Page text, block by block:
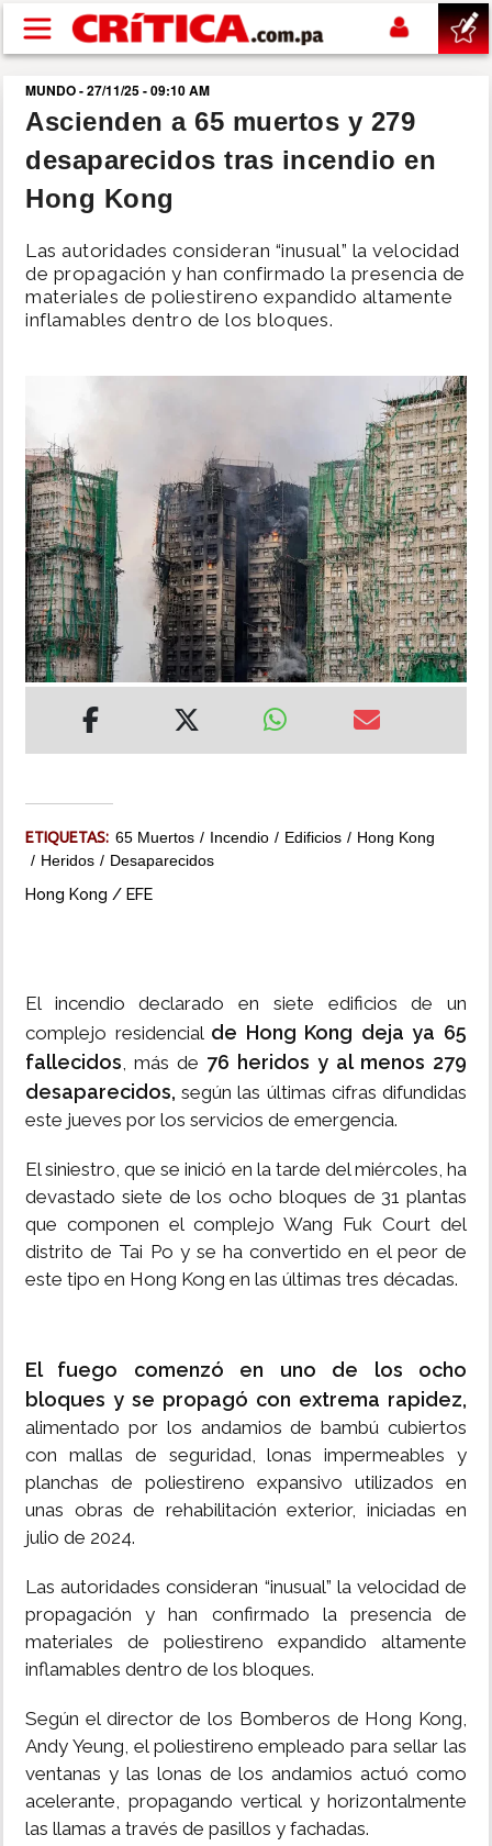
Pasar al contenido principal
buscar
SUCESOS
POLÍTICA
MUNDO
INSÓLITAS
MULTIMEDIA
IMPRESO
MUNDO - 27/11/25 - 09:10 AM
Ascienden a 65 muertos y 279
desaparecidos tras incendio en
Hong Kong
Las autoridades consideran “inusual” la velocidad
de propagación y han confirmado la presencia de
materiales de poliestireno expandido altamente
inflamables dentro de los bloques.
ETIQUETAS: 65 Muertos Incendio Edificios
Hong Kong
Heridos
Desaparecidos
Hong Kong / EFE
El incendio declarado en siete edificios de un
complejo residencial de Hong Kong deja ya 65
fallecidos, más de 76 heridos y al menos 279
desaparecidos, según las últimas cifras difundidas
este jueves por los servicios de emergencia.
El siniestro, que se inició en la tarde del miércoles, ha
devastado siete de los ocho bloques de 31 plantas
que componen el complejo Wang Fuk Court del
distrito de Tai Po y se ha convertido en el peor de
este tipo en Hong Kong en las últimas tres décadas.
El fuego comenzó en uno de los ocho
bloques y se propagó con extrema rapidez,
alimentado por los andamios de bambú cubiertos
con mallas de seguridad, lonas impermeables y
planchas de poliestireno expansivo utilizados en
unas obras de rehabilitación exterior, iniciadas en
julio de 2024.
Las autoridades consideran “inusual” la velocidad de
propagación y han confirmado la presencia de
materiales de poliestireno expandido altamente
inflamables dentro de los bloques.
Según el director de los Bomberos de Hong Kong,
Andy Yeung, el poliestireno empleado para sellar las
ventanas y las lonas de los andamios actuó como
acelerante, propagando vertical y horizontalmente
las llamas a través de pasillos y fachadas.